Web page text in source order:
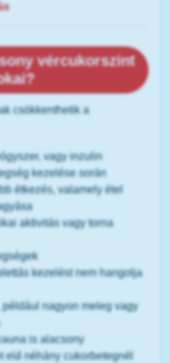
vércukorszint
csökkenthetik a
vagy inzulin
kezelése során
étkezés, valamely étel
aktivitás vagy torna
kezelést nem hangolja
nagyon meleg vagy
is alacsony
elő néhány cukorbetegnél